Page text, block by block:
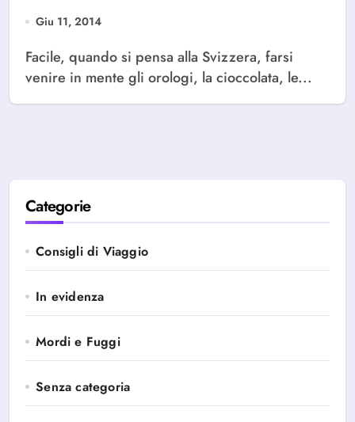
Giu 11, 2014
Facile, quando si pensa alla Svizzera, farsi
venire in mente gli orologi, la cioccolata, le...
Categorie
Consigli di Viaggio
In evidenza
Mordi e Fuggi
Senza categoria